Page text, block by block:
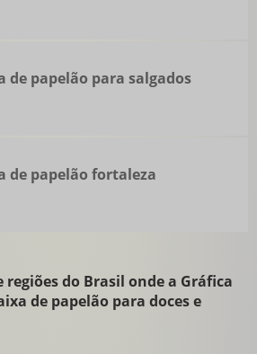
de papelão para salgados
de papelão fortaleza
regiões do Brasil onde a Gráfica
de papelão para doces e